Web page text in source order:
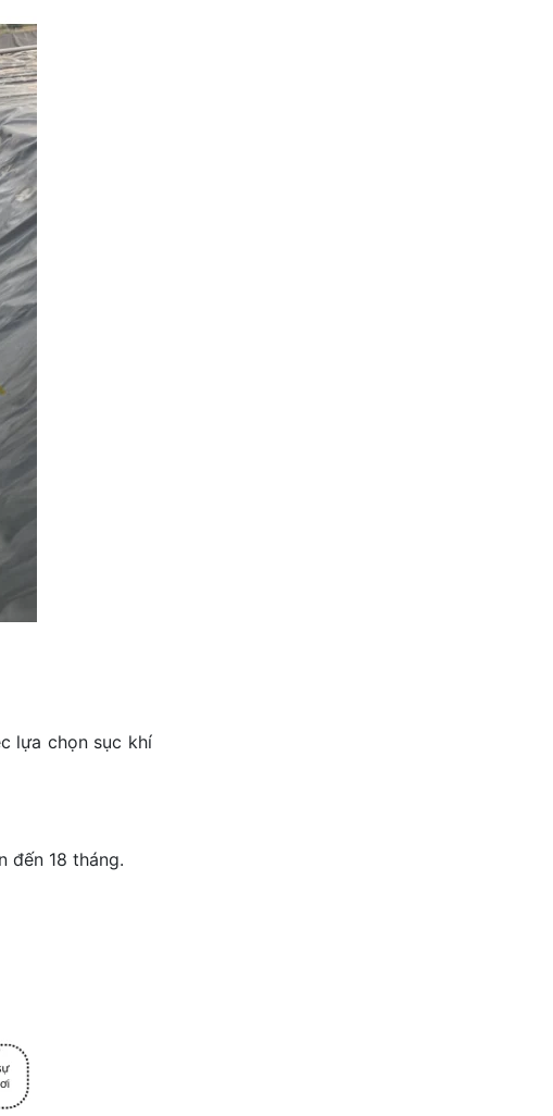
lựa chọn sục khí
đến 18 tháng.